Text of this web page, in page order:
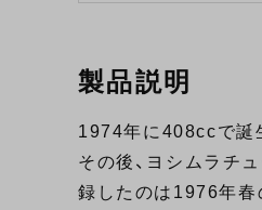
製品説明
1974年に408ccで誕
その後、ヨシムラチ
録したのは1976年春